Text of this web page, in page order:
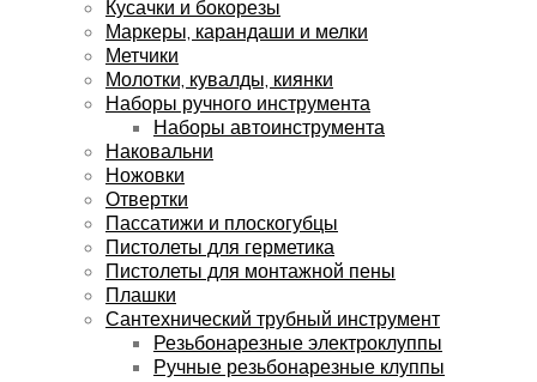
Кусачки и бокорезы
Маркеры, карандаши и мелки
Метчики
Молотки, кувалды, киянки
Наборы ручного инструмента
Наборы автоинструмента
Наковальни
Ножовки
Отвертки
Пассатижи и плоскогубцы
Пистолеты для герметика
Пистолеты для монтажной пены
Плашки
Сантехнический трубный инструмент
Резьбонарезные электроклуппы
Ручные резьбонарезные клуппы